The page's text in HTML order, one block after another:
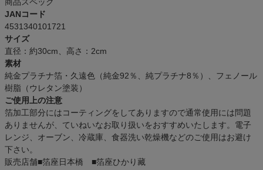
JANコード
4531340101721
サイズ
直径：約30cm、高さ：2cm
素材
純金プラチナ箔・久遠色（純金92％、純プラチナ8％）、フェノール
樹脂（ウレタン塗装）
ご使用上の注意
箔加工部分にはコーティングをしてありますので通常使用には問題
ありませんが、ていねいなお取り扱いをおすすめいたします。電子
レンジ、オーブン、冷蔵庫、食器洗い乾燥機などのご使用はお避け
下さい。
販売店舗■箔座日本橋 ■箔座ひかり藏